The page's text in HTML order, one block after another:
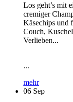
Los geht’s mit
cremiger
Käsechips und
Couch,
Verlieben...
...
mehr
06 Sep